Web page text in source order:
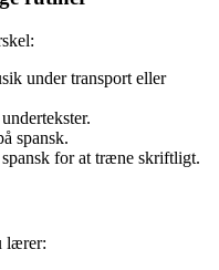
under transport eller
spansk.
for at træne skriftligt.
lærer: